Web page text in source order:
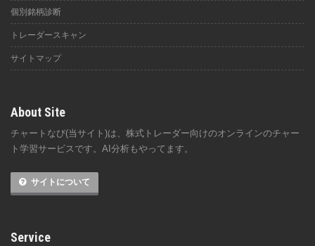
個別銘柄診断
トレーダースキャン
サイトマップ
About Site
チャートなび(当サイト)は、株式トレーダー向けのオンラインのチャー
ト学習サービスです。AI分析もやってます。
サイトについて
Service